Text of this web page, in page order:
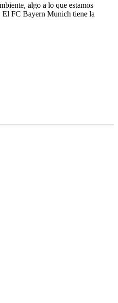
algo a lo que estamos
El FC Bayern Munich tiene la